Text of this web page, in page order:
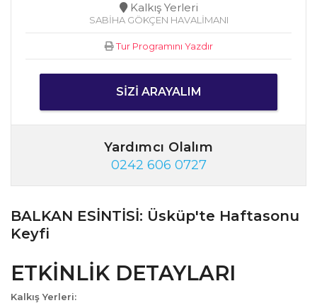
Kalkış Yerleri
SABİHA GÖKÇEN HAVALİMANI
Tur Programını Yazdır
SIZI ARAYALIM
Yardımcı Olalım
0242 606 0727
BALKAN ESİNTİSİ: Üsküp'te Haftasonu
Keyfi
ETKİNLİK DETAYLARI
Kalkış Yerleri: